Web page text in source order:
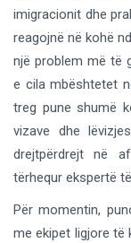
imigracionit dhe
reagojnë në kohë
një problem më të
e cila mbështetet
treg pune shumë
vizave dhe
drejtpërdrejt në
tërhequr ekspertë
Për momentin,
me ekipet ligjore të